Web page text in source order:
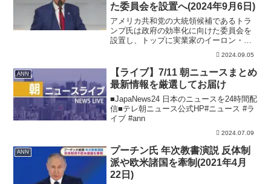
た委員会を設置へ(2024年9月6日)
アメリカ共和党の大統領候補であるトラ
ンプ氏は政府の効率化に向けた委員会を
設置し、トップに実業家のイーロン・マ
スク氏を起用すると述べました。共和
党 トランプ前大統領「政府の効率化委
員会を設置するつもりだ。イーロンは忙
しくないので、トップを率い...
2024.09.05
ANN
【ライブ】7/11 朝ニュースまとめ
最新情報を厳選してお届け
■JapaNews24 日本のニュースを24時間配
信■テレ朝ニュース公式HP#ニュース #ラ
イブ #ann
2024.07.09
ANN
プーチン氏 年次教書演説 反体制
派や欧米諸国を牽制(2021年4月
22日)